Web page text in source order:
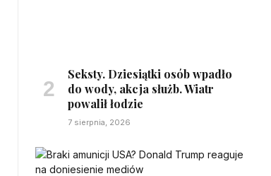
Seksty. Dziesiątki osób wpadło
do wody, akcja służb. Wiatr
powalił łodzie
7 sierpnia, 2026